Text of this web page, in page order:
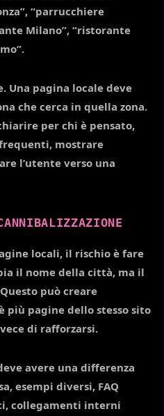
“parrucchiere
Milano”, “ristorante
Una pagina locale deve
che cerca in quella zona.
per chi è pensato,
mostrare
l’utente verso una
locali, il rischio è fare
il nome della città, ma il
può creare
più pagine dello stesso sito
di rafforzarsi.
avere una differenza
esempi diversi, FAQ
collegamenti interni